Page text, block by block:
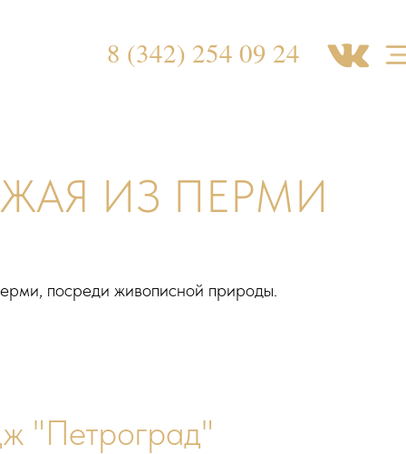
8 (342) 254 09 24
ИЗ ПЕРМИ
посреди живописной природы.
"Петроград"